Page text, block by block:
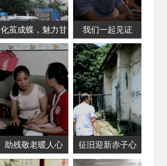
化茧成蝶，魅力甘
坑
我们一起见证
助残敬老暖人心 征旧迎新赤子心